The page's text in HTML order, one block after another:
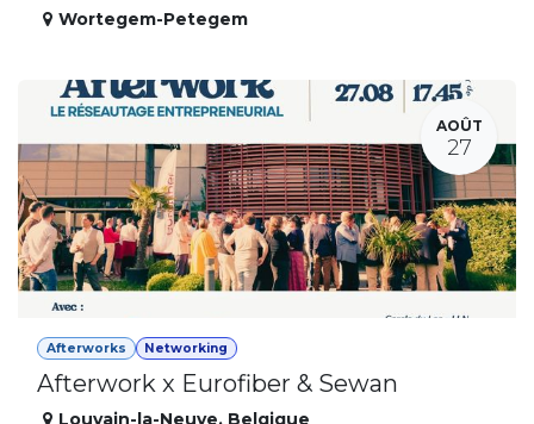
Wortegem-Petegem
AOÛT
27
Afterworks Networking
Afterwork x Eurofiber & Sewan